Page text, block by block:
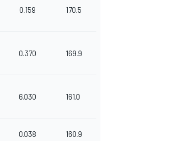
0.159 170.5
0.370 169.9
6.030 161.0
0.038 160.9